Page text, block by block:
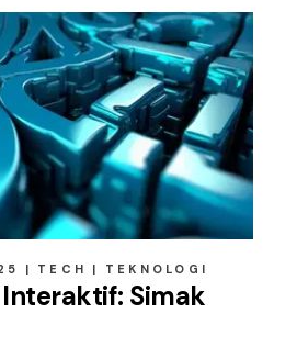
TECH TEKNOLOGI
Simak